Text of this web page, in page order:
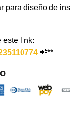
para diseño de
este link:
📲**